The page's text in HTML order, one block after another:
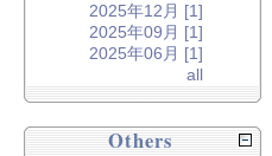
2025年12月 [1]
2025年09月 [1]
2025年06月 [1]
all
Others